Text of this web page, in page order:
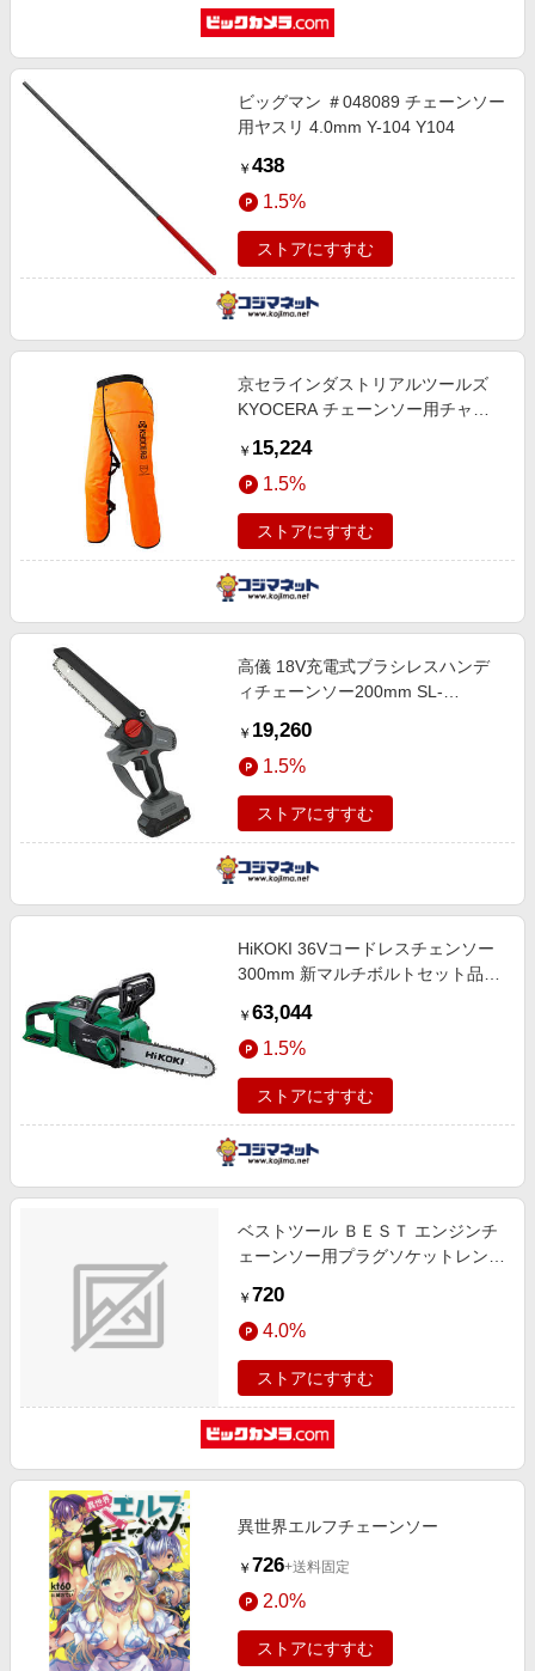
ビッグマン ＃048089 チェーンソー
用ヤスリ 4.0mm Y-104 Y104
￥ 438
1.5%
ストアにすすむ
京セラインダストリアルツールズ
KYOCERA チェーンソー用チャッ
￥ 15,224
1.5%
ストアにすすむ
高儀 18V充電式ブラシレスハンデ
ィチェーンソー200mm SL-
￥ 19,260
1.5%
ストアにすすむ
HiKOKI 36Vコードレスチェンソー
300mm 新マルチボルトセット品
￥ 63,044
1.5%
ストアにすすむ
ベストツール ＢＥＳＴ エンジンチ
ェーンソー用プラグソケットレンチ
￥ 720
4.0%
ストアにすすむ
異世界エルフチェーンソー
￥ 726+送料固定
2.0%
ストアにすすむ